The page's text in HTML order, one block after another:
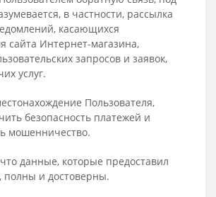
в частности, рассылка
касающихся
сайта Интернет-магазина,
запросов и заявок,
услуг.
Пользователя,
безопасность платежей и
мошенничество.
данные, которые предоставил
полны и достоверны.